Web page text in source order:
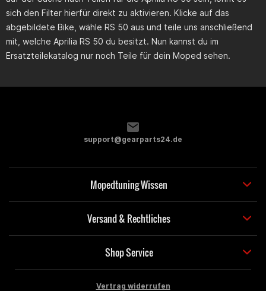
sich den Filter hierfür direkt zu aktivieren. Klicke auf das
abgebildete Bike, wähle RS 50 aus und teile uns anschließend
mit, welche Aprilia RS 50 du besitzt. Nun kannst du im
Ersatzteilekatalog nur noch Teile für dein Moped sehen.
support@gearparts24.de
Mopedtuning Wissen
Versand & Rechtliches
Shop Service
Vertrag widerrufen